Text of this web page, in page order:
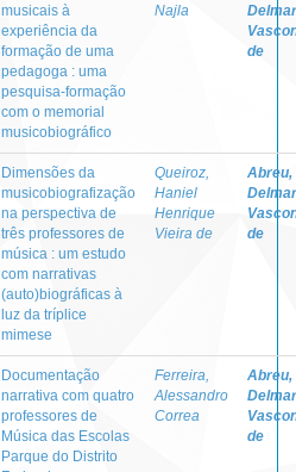
musicais à
experiência da
formação de uma
pedagoga : uma
pesquisa-formação
com o memorial
musicobiográfico
Najla
de
Dimensões da
musicobiografização
na perspectiva de
três professores de
música : um estudo
com narrativas
(auto)biográficas à
luz da tríplice
mimese
Queiroz,
Haniel
Henrique
Vieira de
Abreu,
de
Documentação
narrativa com quatro
professores de
Música das Escolas
Parque do Distrito
Ferreira,
Alessandro
Correa
Abreu,
de